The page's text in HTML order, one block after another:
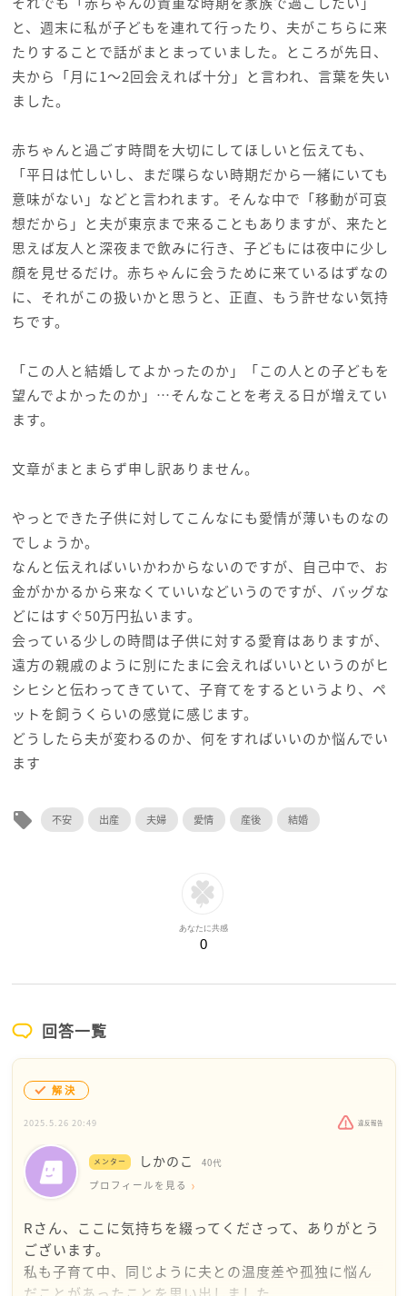
と、週末に私が子どもを連れて行ったり、夫がこちらに来
たりすることで話がまとまっていました。ところが先日、
夫から「月に1〜2回会えれば十分」と言われ、言葉を失い
ました。
赤ちゃんと過ごす時間を大切にしてほしいと伝えても、
「平日は忙しいし、まだ喋らない時期だから一緒にいても
意味がない」などと言われます。そんな中で「移動が可哀
想だから」と夫が東京まで来ることもありますが、来たと
思えば友人と深夜まで飲みに行き、子どもには夜中に少し
顔を見せるだけ。赤ちゃんに会うために来ているはずなの
に、それがこの扱いかと思うと、正直、もう許せない気持
ちです。
「この人と結婚してよかったのか」「この人との子どもを
望んでよかったのか」…そんなことを考える日が増えてい
ます。
文章がまとまらず申し訳ありません。
やっとできた子供に対してこんなにも愛情が薄いものなの
でしょうか。
なんと伝えればいいかわからないのですが、自己中で、お
金がかかるから来なくていいなどいうのですが、バッグな
どにはすぐ50万円払います。
会っている少しの時間は子供に対する愛育はありますが、
遠方の親戚のように別にたまに会えればいいというのがヒ
シヒシと伝わってきていて、子育てをするというより、ペ
ットを飼うくらいの感覚に感じます。
どうしたら夫が変わるのか、何をすればいいのか悩んでい
ます
local_offer 不安 出産 夫婦 愛情 産後 結婚
あなたに共感
0
回答一覧
解決
2025.5.26 20:49 違反報告
メンター しかのこ 40代
プロフィールを見る
Rさん、ここに気持ちを綴ってくださって、ありがとう
ございます。
私も子育て中、同じように夫との温度差や孤独に悩ん